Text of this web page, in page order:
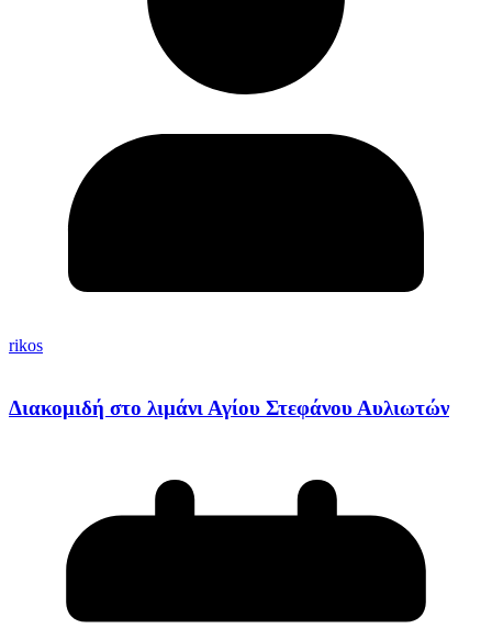
rikos
Διακομιδή στο λιμάνι Αγίου Στεφάνου Αυλιωτών